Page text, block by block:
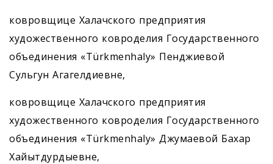
ковровщице Халачского предприятия
художественного ковроделия Государственного
объединения «Türkmenhaly» Пенджиевой
Сульгун Агагелдиевне,
ковровщице Халачского предприятия
художественного ковроделия Государственного
объединения «Türkmenhaly» Джумаевой Бахар
Хайытдурдыевне,